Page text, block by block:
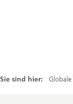
Sie sind hier: